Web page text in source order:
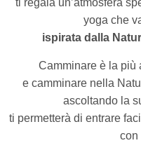
ti regala un’atmosfera
yoga che
ispirata dalla
Camminare è la più
e camminare nella
ascoltando la
ti permetterà di entrare
con